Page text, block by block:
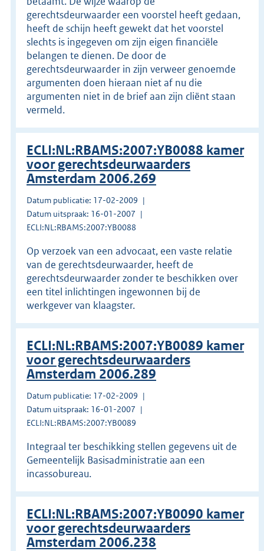
gerechtsdeurwaarder een voorstel heeft gedaan,
heeft de schijn heeft gewekt dat het voorstel
slechts is ingegeven om zijn eigen financiële
belangen te dienen. De door de
gerechtsdeurwaarder in zijn verweer genoemde
argumenten doen hieraan niet af nu die
argumenten niet in de brief aan zijn cliënt staan
vermeld.
ECLI:NL:RBAMS:2007:YB0088 kamer
voor gerechtsdeurwaarders
Amsterdam 2006.269
Datum publicatie: 17-02-2009
Datum uitspraak: 16-01-2007
ECLI:NL:RBAMS:2007:YB0088
Op verzoek van een advocaat, een vaste relatie
van de gerechtsdeurwaarder, heeft de
gerechtsdeurwaarder zonder te beschikken over
een titel inlichtingen ingewonnen bij de
werkgever van klaagster.
ECLI:NL:RBAMS:2007:YB0089 kamer
voor gerechtsdeurwaarders
Amsterdam 2006.289
Datum publicatie: 17-02-2009
Datum uitspraak: 16-01-2007
ECLI:NL:RBAMS:2007:YB0089
Integraal ter beschikking stellen gegevens uit de
Gemeentelijk Basisadministratie aan een
incassobureau.
ECLI:NL:RBAMS:2007:YB0090 kamer
voor gerechtsdeurwaarders
Amsterdam 2006.238